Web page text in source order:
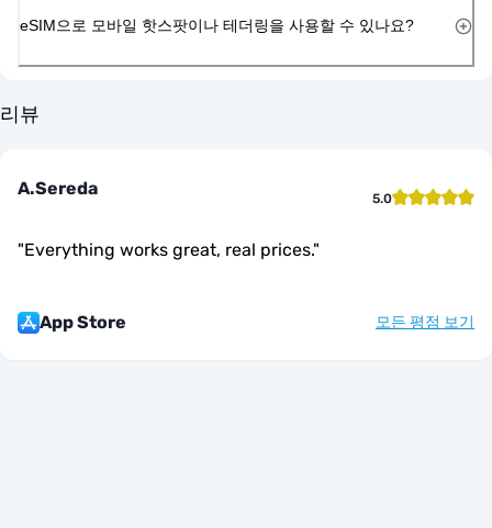
eSIM으로 모바일 핫스팟이나 테더링을 사용할 수 있나요?
리뷰
A.Sereda 5.0
"Everything works great, real prices."
App Store 모든 평점 보기